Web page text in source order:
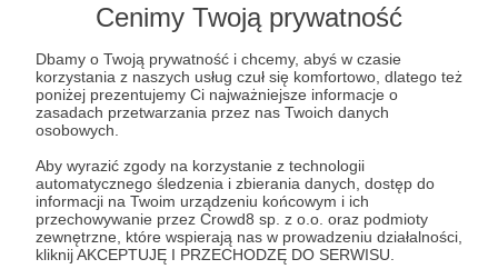
Cenimy Twoją prywatność
Dbamy o Twoją prywatność i chcemy, abyś w czasie
korzystania z naszych usług czuł się komfortowo, dlatego też
poniżej prezentujemy Ci najważniejsze informacje o
zasadach przetwarzania przez nas Twoich danych
osobowych.
Aby wyrazić zgody na korzystanie z technologii
automatycznego śledzenia i zbierania danych, dostęp do
informacji na Twoim urządzeniu końcowym i ich
przechowywanie przez Crowd8 sp. z o.o. oraz podmioty
zewnętrzne, które wspierają nas w prowadzeniu działalności,
kliknij AKCEPTUJĘ I PRZECHODZĘ DO SERWISU.
Zostań Patronem
Zaloguj się
kody
Udostępnij